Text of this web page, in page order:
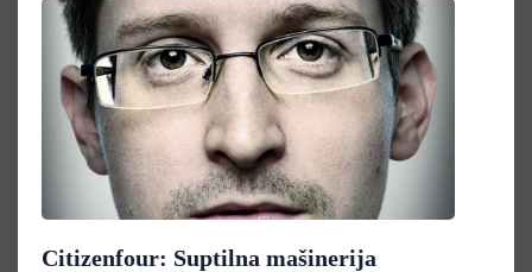
Citizenfour: Suptilna mašinerija